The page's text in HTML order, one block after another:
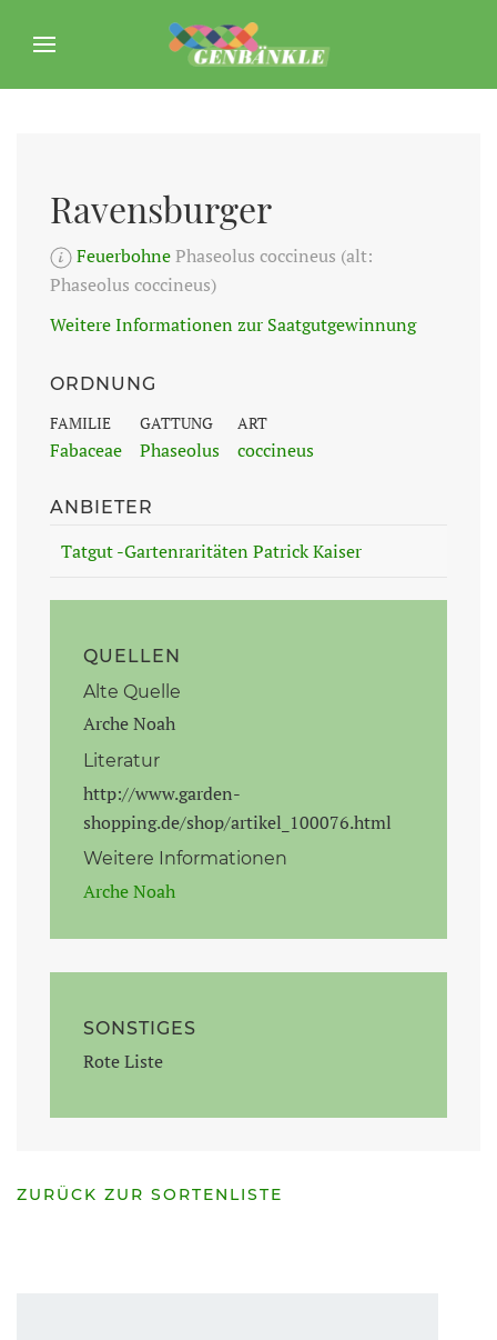
Ravensburger
FeuerbohnePhaseolus coccineus (alt:
Phaseolus coccineus)
Weitere Informationen zur Saatgutgewinnung
ORDNUNG
FAMILIE
Fabaceae
GATTUNG
Phaseolus
ART
coccineus
ANBIETER
Tatgut -Gartenraritäten Patrick Kaiser
QUELLEN
Alte Quelle
Arche Noah
Literatur
http://www.garden-
shopping.de/shop/artikel_100076.html
Weitere Informationen
Arche Noah
SONSTIGES
Rote Liste
ZURÜCK ZUR SORTENLISTE